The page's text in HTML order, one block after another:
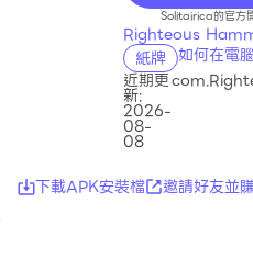
Solitairica的官方
Righteous
紙牌 如何在電
近期更
新:
2026-
08-
08
下載APK安裝檔 邀請好友並